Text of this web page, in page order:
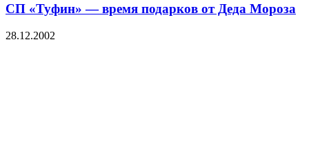
СП «Туфин» — время подарков от Деда Мороза
28.12.2002